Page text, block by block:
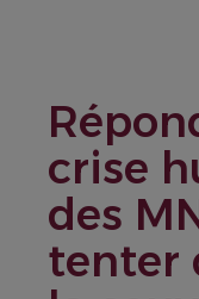
crise
des
tenter